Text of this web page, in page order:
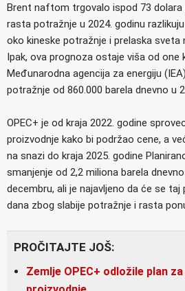
Brent naftom trgovalo ispod 73 dolara
rasta potražnje u 2024. godinu
oko kineske potražnje i prelaska sveta
Ipak, ova prognoza ostaje viša od one
Međunarodna agencija za energiju
potražnje od 860.000 barela dnevno u
OPEC+ je od kraja 2022. godine
proizvodnje kako bi podržao cene, a
na snazi do kraja 2025. godine
smanjenje od 2,2 miliona barela
decembru, ali je najavljeno da će se
dana zbog slabije potražnje i rasta
PROČITAJTE JOŠ:
Zemlje OPEC+ odložile plan